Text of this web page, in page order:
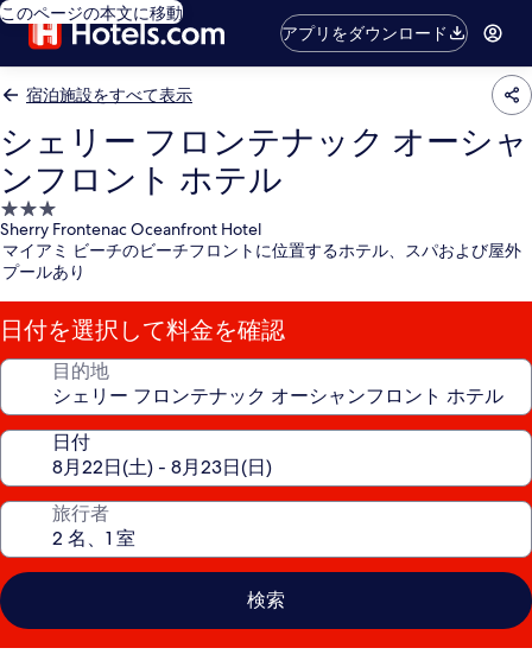
このページの本文に移動
アプリをダウンロード
宿泊施設をすべて表示
シェリー フロンテナック オーシャ
ンフロント ホテル
3.0
つ
星
宿
泊
施
設
Sherry Frontenac Oceanfront Hotel
マイアミ ビーチのビーチフロントに位置するホテル、スパおよび屋外
プールあり
日付を選択して料金を確認
目的地
日付
旅行者
検索